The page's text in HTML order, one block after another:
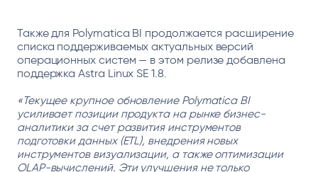
Также для Polymatica BI продолжается расширение
списка поддерживаемых актуальных версий
операционных систем — в этом релизе добавлена
поддержка Astra Linux SE 1.8.
«Текущее крупное обновление Polymatica BI
усиливает позиции продукта на рынке бизнес-
аналитики за счет развития инструментов
подготовки данных (ETL), внедрения новых
инструментов визуализации, а также оптимизации
OLAP-вычислений. Эти улучшения не только